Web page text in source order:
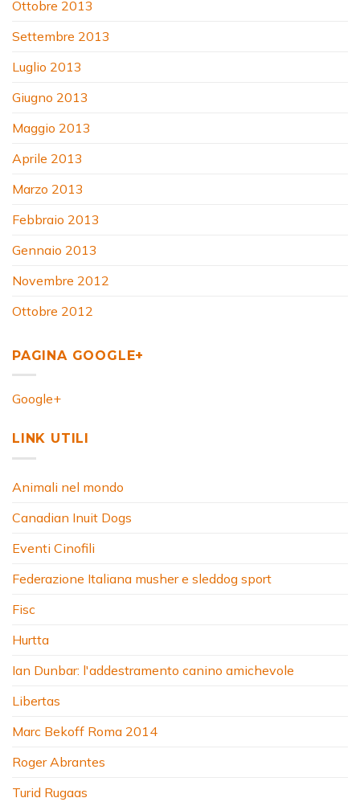
Ottobre 2013
Settembre 2013
Luglio 2013
Giugno 2013
Maggio 2013
Aprile 2013
Marzo 2013
Febbraio 2013
Gennaio 2013
Novembre 2012
Ottobre 2012
PAGINA GOOGLE+
Google+
LINK UTILI
Animali nel mondo
Canadian Inuit Dogs
Eventi Cinofili
Federazione Italiana musher e sleddog sport
Fisc
Hurtta
Ian Dunbar: l'addestramento canino amichevole
Libertas
Marc Bekoff Roma 2014
Roger Abrantes
Turid Rugaas